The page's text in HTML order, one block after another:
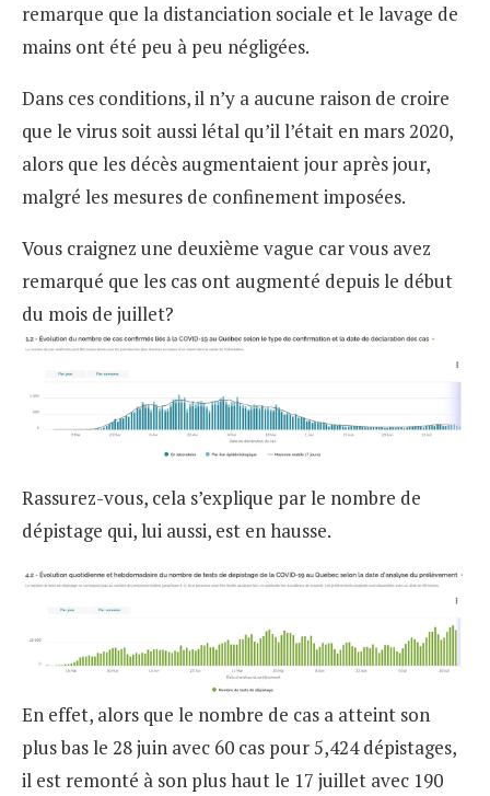
remarque que la distanciation sociale et le lavage de
mains ont été peu à peu négligées.
Dans ces conditions, il n’y a aucune raison de croire
que le virus soit aussi létal qu’il l’était en mars 2020,
alors que les décès augmentaient jour après jour,
malgré les mesures de confinement imposées.
Vous craignez une deuxième vague car vous avez
remarqué que les cas ont augmenté depuis le début
du mois de juillet?
Rassurez-vous, cela s’explique par le nombre de
dépistage qui, lui aussi, est en hausse.
En effet, alors que le nombre de cas a atteint son
plus bas le 28 juin avec 60 cas pour 5,424 dépistages,
il est remonté à son plus haut le 17 juillet avec 190